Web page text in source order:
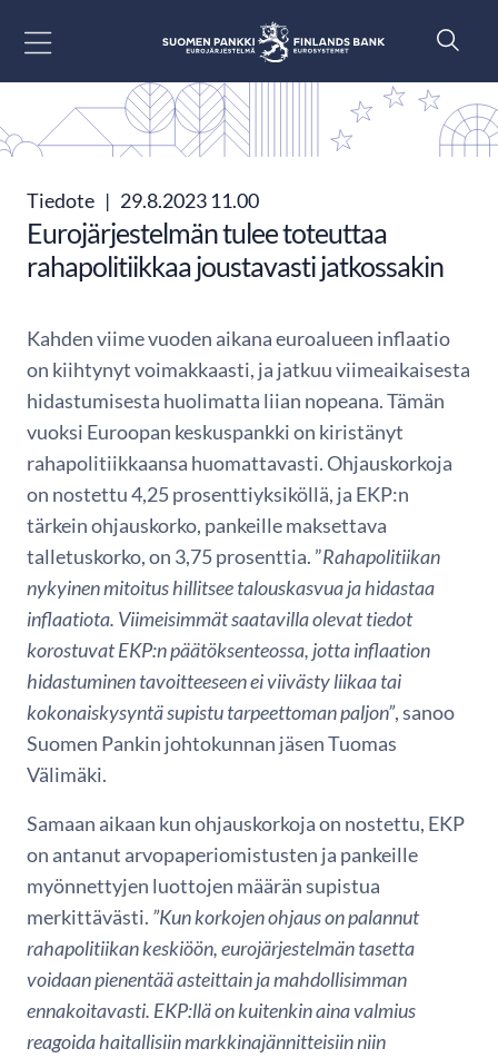
Tiedote | 29.8.2023 11.00
Eurojärjestelmän tulee toteuttaa
rahapolitiikkaa joustavasti jatkossakin
Kahden viime vuoden aikana euroalueen inflaatio
on kiihtynyt voimakkaasti, ja jatkuu viimeaikaisesta
hidastumisesta huolimatta liian nopeana. Tämän
vuoksi Euroopan keskuspankki on kiristänyt
rahapolitiikkaansa huomattavasti. Ohjauskorkoja
on nostettu 4,25 prosenttiyksiköllä, ja EKP:n
tärkein ohjauskorko, pankeille maksettava
talletuskorko, on 3,75 prosenttia. ”Rahapolitiikan
nykyinen mitoitus hillitsee talouskasvua ja hidastaa
inflaatiota. Viimeisimmät saatavilla olevat tiedot
korostuvat EKP:n päätöksenteossa, jotta inflaation
hidastuminen tavoitteeseen ei viivästy liikaa tai
kokonaiskysyntä supistu tarpeettoman paljon”, sanoo
Suomen Pankin johtokunnan jäsen Tuomas
Välimäki.
Samaan aikaan kun ohjauskorkoja on nostettu, EKP
on antanut arvopaperiomistusten ja pankeille
myönnettyjen luottojen määrän supistua
merkittävästi. ”Kun korkojen ohjaus on palannut
rahapolitiikan keskiöön, eurojärjestelmän tasetta
voidaan pienentää asteittain ja mahdollisimman
ennakoitavasti. EKP:llä on kuitenkin aina valmius
reagoida haitallisiin markkinajännitteisiin niin